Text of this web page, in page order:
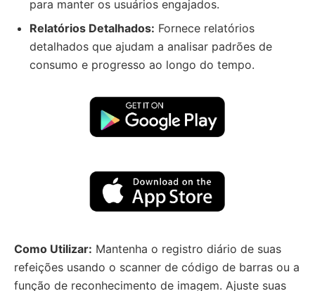
para manter os usuários engajados.
Relatórios Detalhados: Fornece relatórios
detalhados que ajudam a analisar padrões de
consumo e progresso ao longo do tempo.
Como Utilizar: Mantenha o registro diário de suas
refeições usando o scanner de código de barras ou a
função de reconhecimento de imagem. Ajuste suas